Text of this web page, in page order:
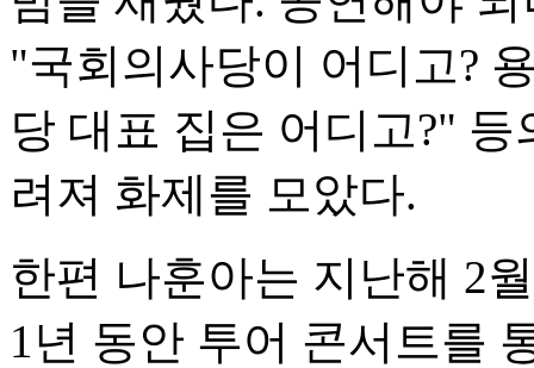
"국회의사당이 어디고?
당 대표 집은 어디고?"
려져 화제를 모았다.
한편 나훈아는 지난해 2
1년 동안 투어 콘서트를